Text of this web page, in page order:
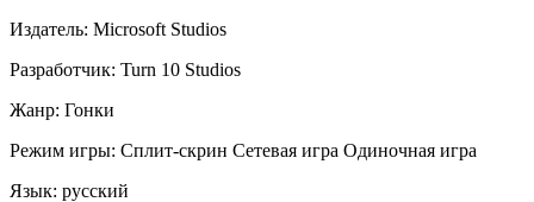
Издатель: Microsoft Studios
Разработчик: Turn 10 Studios
Жанр: Гонки
Режим игры: Сплит-скрин Сетевая игра Одиночная игра
Язык: русский